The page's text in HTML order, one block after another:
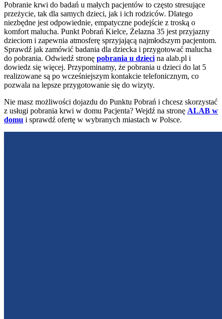
Pobranie krwi do badań u małych pacjentów to często stresujące
przeżycie, tak dla samych dzieci, jak i ich rodziców. Dlatego
niezbędne jest odpowiednie, empatyczne podejście z troską o
komfort malucha. Punkt Pobrań Kielce, Żelazna 35 jest przyjazny
dzieciom i zapewnia atmosferę sprzyjającą najmłodszym pacjentom.
Sprawdź jak zamówić badania dla dziecka i przygotować malucha
do pobrania. Odwiedź stronę pobrania u dzieci na alab.pl i
dowiedz się więcej. Przypominamy, że pobrania u dzieci do lat 5
realizowane są po wcześniejszym kontakcie telefonicznym, co
pozwala na lepsze przygotowanie się do wizyty.
Nie masz możliwości dojazdu do Punktu Pobrań i chcesz skorzystać
z usługi pobrania krwi w domu Pacjenta? Wejdź na stronę ALAB w
domu i sprawdź ofertę w wybranych miastach w Polsce.